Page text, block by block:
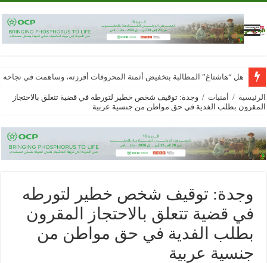
هل “هاشتاغ” المطالبة بتخفيض أثمنة المحروقات أفرزته، وساهمت في
الرئيسية / أمنيات / وجدة: توقيف شخص خطير لتورطه في قضية تتعلق بالاحتجاز
المقرون بطلب الفدية في حق مواطن من جنسية عربية
وجدة: توقيف شخص خطير لتورطه
في قضية تتعلق بالاحتجاز المقرون
بطلب الفدية في حق مواطن من
جنسية عربية